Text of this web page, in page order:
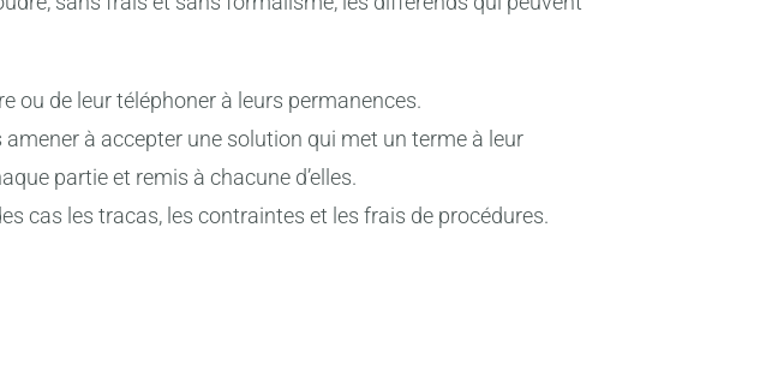
ou de leur téléphoner à leurs permanences.
à accepter une solution qui met un terme à leur
partie et remis à chacune d’elles.
cas les tracas, les contraintes et les frais de procédures.